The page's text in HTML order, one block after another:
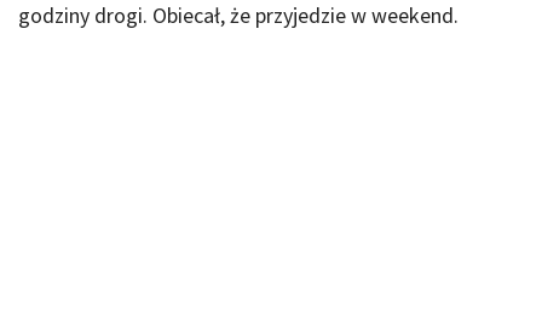
godziny drogi. Obiecał, że przyjedzie w weekend.